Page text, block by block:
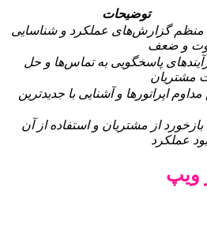
توضیحات
گزارش‌های عملکرد و شناسایی
و ضعف
پاسخگویی به تماس‌ها و حل
مشتریان
اپراتورها و آشنایی با جدیدترین
از مشتریان و استفاده از آن
عملکرد
ویپ